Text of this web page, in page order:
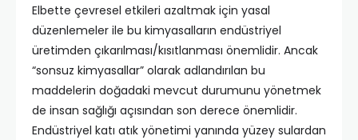
Elbette çevresel etkileri azaltmak için yasal
düzenlemeler ile bu kimyasalların endüstriyel
üretimden çıkarılması/kısıtlanması önemlidir. Ancak
“sonsuz kimyasallar” olarak adlandırılan bu
maddelerin doğadaki mevcut durumunu yönetmek
de insan sağlığı açısından son derece önemlidir.
Endüstriyel katı atık yönetimi yanında yüzey sulardan